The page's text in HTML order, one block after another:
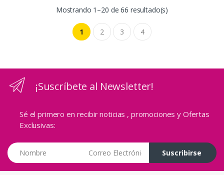
Mostrando 1–20 de 66 resultado(s)
1 2 3 4
¡Suscríbete al Newsletter!
Sé el primero en recibir noticias , promociones y Ofertas
Exclusivas:
Suscribirse